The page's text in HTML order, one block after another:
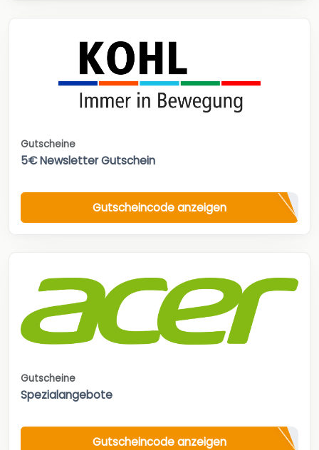
Gutscheine
5€ Newsletter Gutschein
Gutscheincode anzeigen
Gutscheine
Spezialangebote
Gutscheincode anzeigen